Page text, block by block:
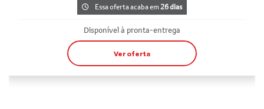
Essa oferta acaba em26 dias
Disponível à pronta-entrega
Ver oferta